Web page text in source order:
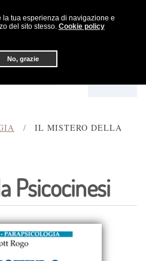
tua esperienza di navigazione e
del sito stesso. Cookie policy
No, grazie
IL MISTERO DELLA
Psicocinesi